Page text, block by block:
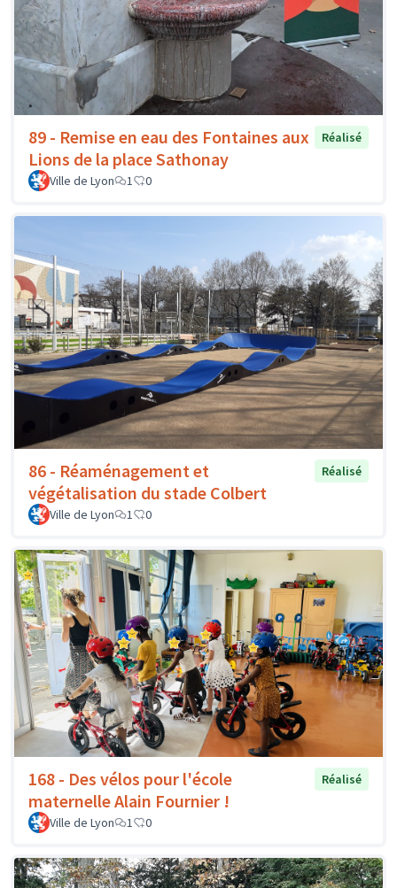
89 - Remise en eau des Fontaines aux
Lions de la place Sathonay
Réalisé
Ville de Lyon 1 0
86 - Réaménagement et
végétalisation du stade Colbert
Réalisé
Ville de Lyon 1 0
168 - Des vélos pour l'école
maternelle Alain Fournier !
Réalisé
Ville de Lyon 1 0